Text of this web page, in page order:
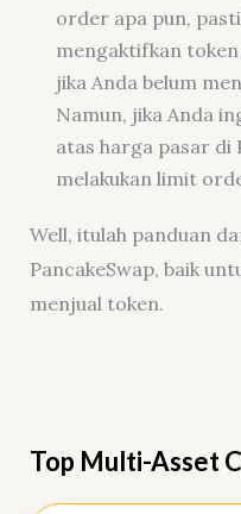
orderapa pun,
mengaktifkan token
jika Anda belum
Namun, jika Anda
atas harga pasar di
melakukan limit
Well, itulah panduan
PancakeSwap, baik
menjual token.
Top Multi-Asset